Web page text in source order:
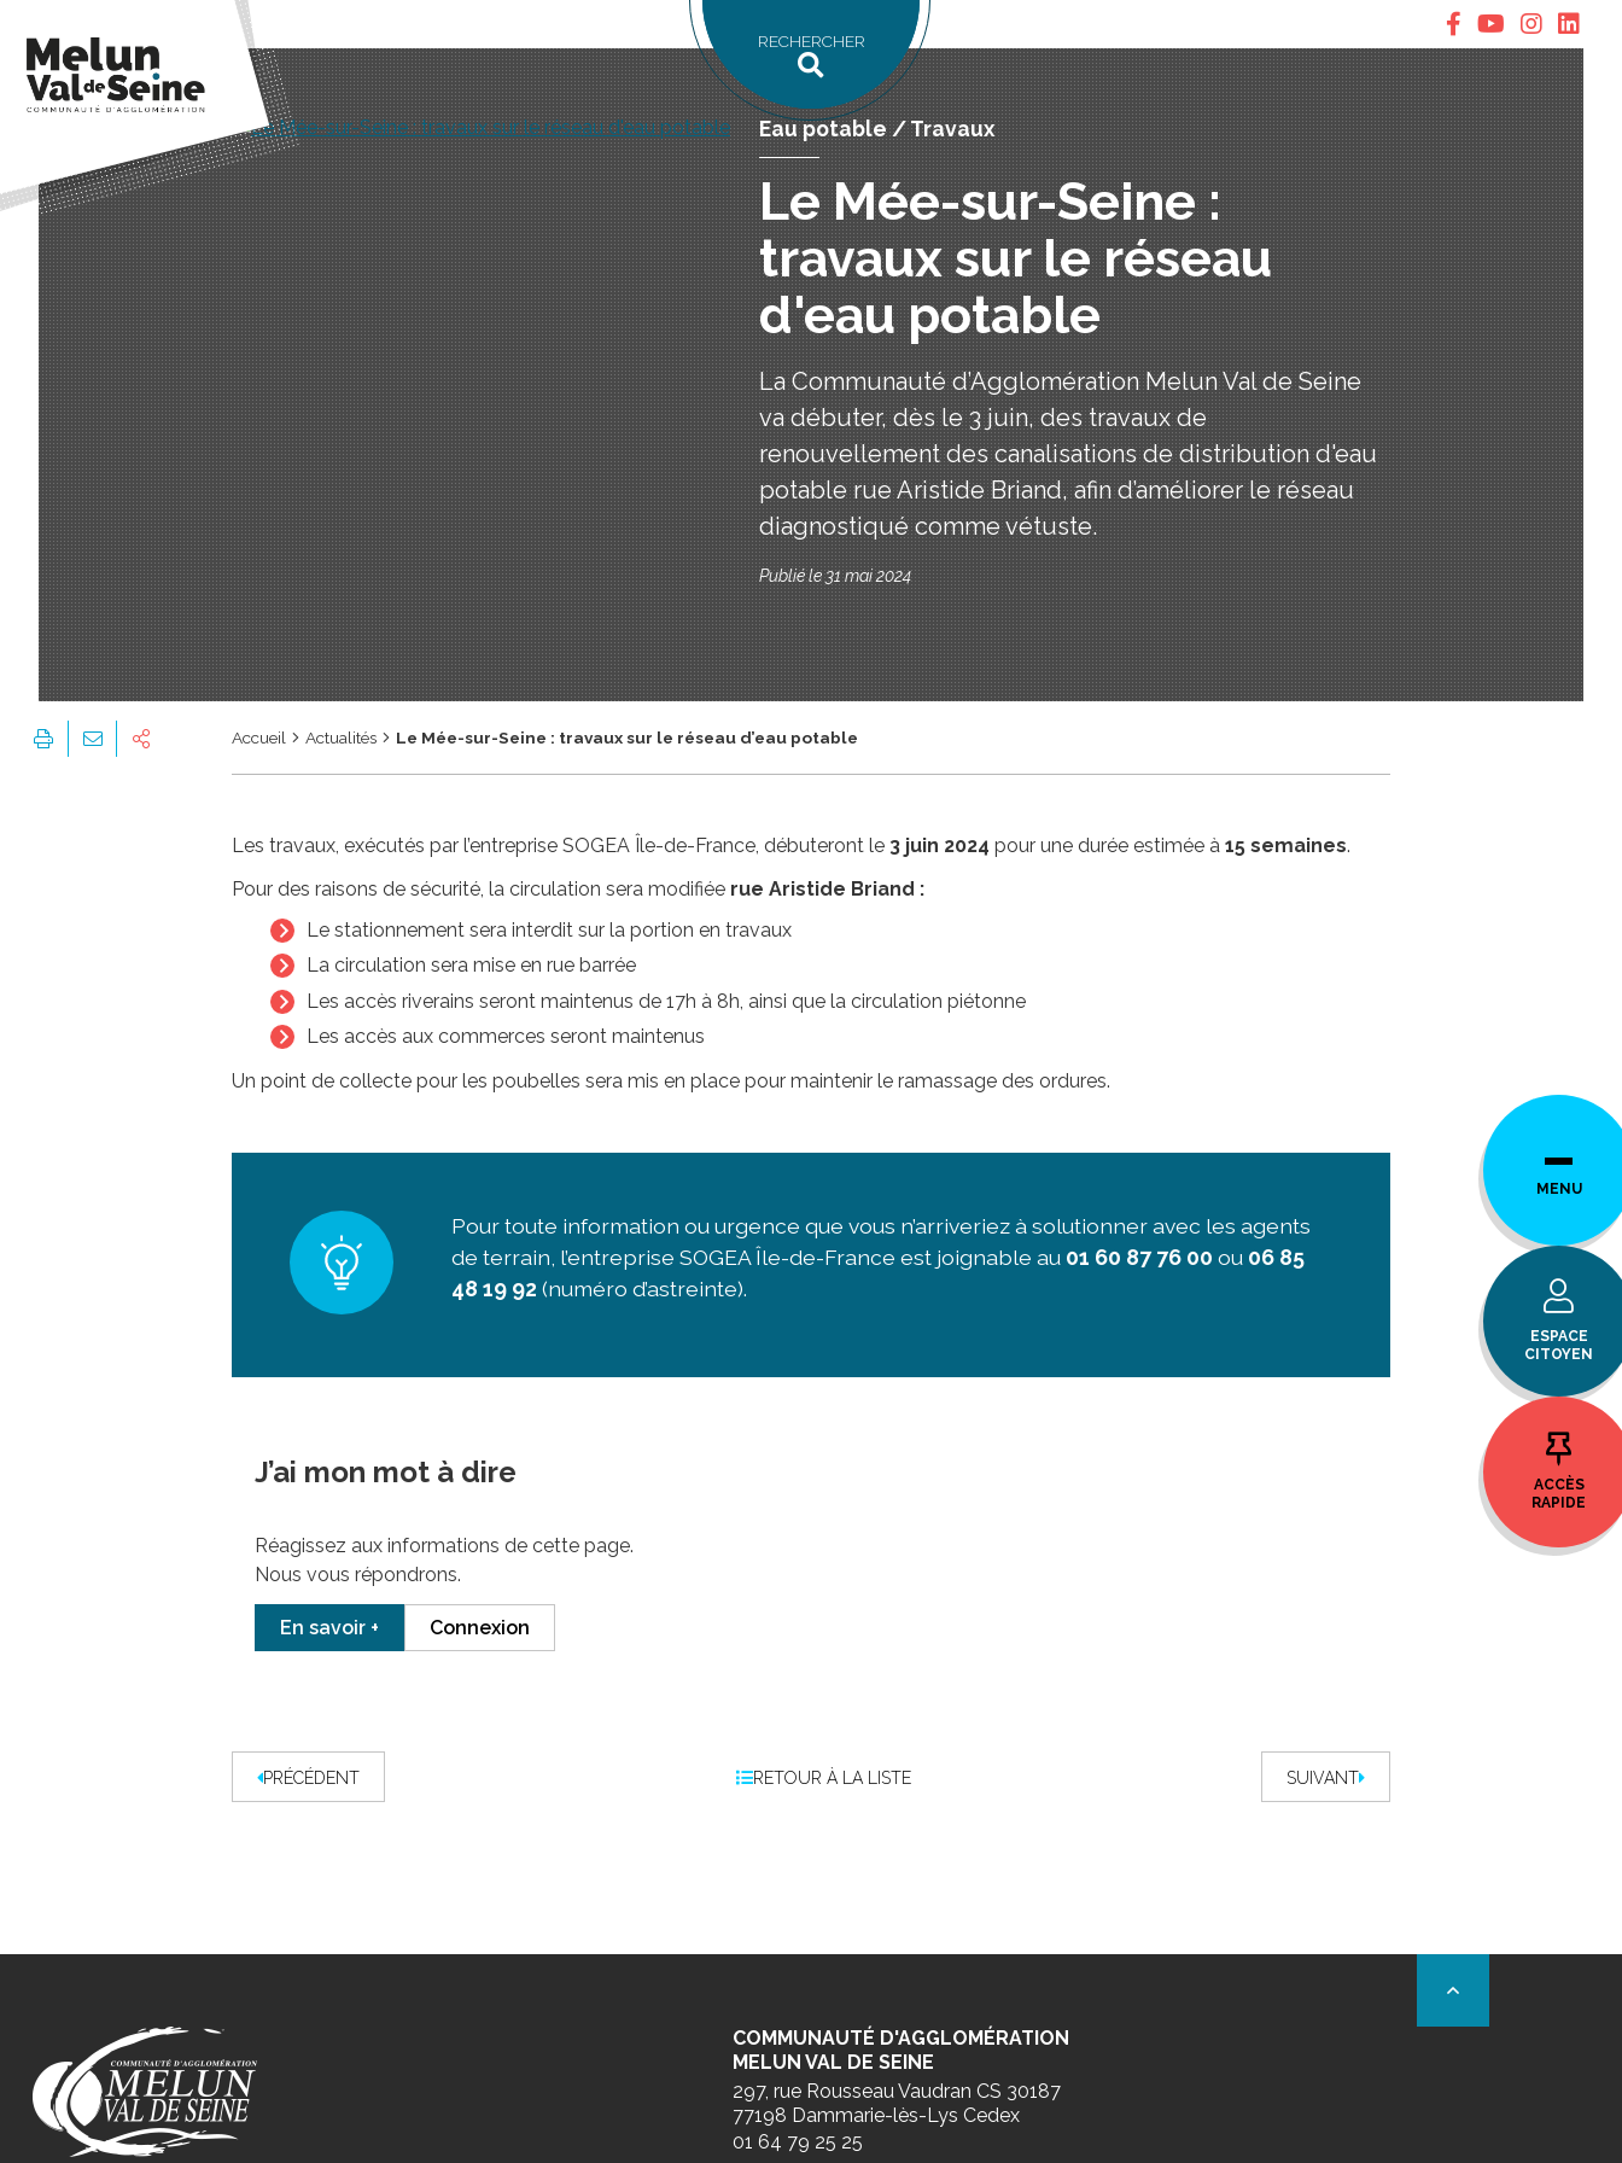
RECHERCHER
Eau potable / Travaux
Le Mée-sur-Seine :
travaux sur le réseau
d'eau potable
La Communauté d’Agglomération Melun Val de Seine
va débuter, dès le 3 juin, des travaux de
renouvellement des canalisations de distribution d'eau
potable rue Aristide Briand, afin d’améliorer le réseau
diagnostiqué comme vétuste.
Publié le 31 mai 2024
Accueil Actualités Le Mée-sur-Seine : travaux sur le réseau d’eau potable
Les travaux, exécutés par l’entreprise SOGEA Île-de-France, débuteront le 3 juin 2024 pour une durée estimée à 15 semaines.
Pour des raisons de sécurité, la circulation sera modifiée rue Aristide Briand :
Le stationnement sera interdit sur la portion en travaux
La circulation sera mise en rue barrée
Les accès riverains seront maintenus de 17h à 8h, ainsi que la circulation piétonne
Les accès aux commerces seront maintenus
Un point de collecte pour les poubelles sera mis en place pour maintenir le ramassage des ordures.
Pour toute information ou urgence que vous n’arriveriez à solutionner avec les agents
de terrain, l’entreprise SOGEA Île-de-France est joignable au 01 60 87 76 00 ou 06 85
48 19 92 (numéro d’astreinte).
J’ai mon mot à dire
Réagissez aux informations de cette page.
Nous vous répondrons.
En savoir + Connexion
PRÉCÉDENT RETOUR À LA LISTE SUIVANT
COMMUNAUTÉ D'AGGLOMÉRATION
MELUN VAL DE SEINE
297, rue Rousseau Vaudran CS 30187
77198 Dammarie-lès-Lys Cedex
01 64 79 25 25
MENU
ESPACE
CITOYEN
ACCÈS
RAPIDE